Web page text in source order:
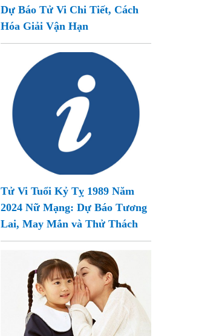
Dự Báo Tử Vi Chi Tiết, Cách
Hóa Giải Vận Hạn
Tử Vi Tuổi Kỷ Tỵ 1989 Năm
2024 Nữ Mạng: Dự Báo Tương
Lai, May Mắn và Thử Thách